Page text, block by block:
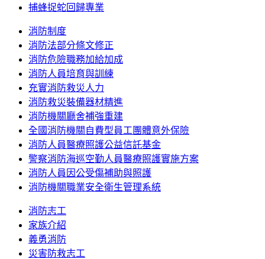
捕蜂捉蛇回歸專業
消防制度
消防法部分條文修正
消防危險職務加給加成
消防人員培育與訓練
充實消防救災人力
消防救災裝備器材精進
消防機關廳舍補強重建
全國消防機關自費型員工團體意外保險
消防人員醫療照護公益信託基金
警察消防海巡空勤人員醫療照護實施方案
消防人員因公受傷補助與照護
消防機關職業安全衛生管理系統
消防志工
家族介紹
義勇消防
災害防救志工